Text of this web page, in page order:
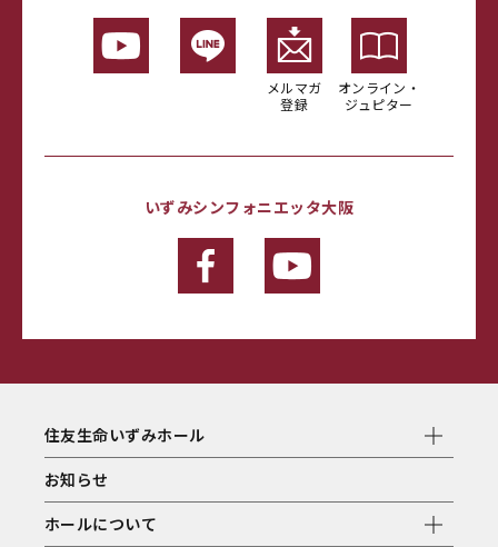
メルマガ
登録
オンライン・
ジュピター
いずみシンフォニエッタ大阪
住友生命いずみホール
お知らせ
ホールについて